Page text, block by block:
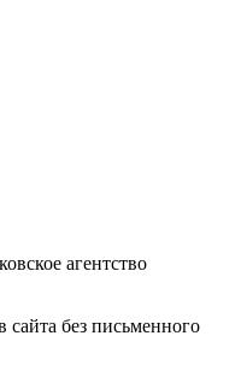
агентство
сайта без письменного